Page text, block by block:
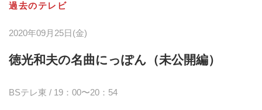
過去のテレビ
2020年09月25日(金)
徳光和夫の名曲にっぽん（未公開編）
BSテレ東 / 19：00〜20：54